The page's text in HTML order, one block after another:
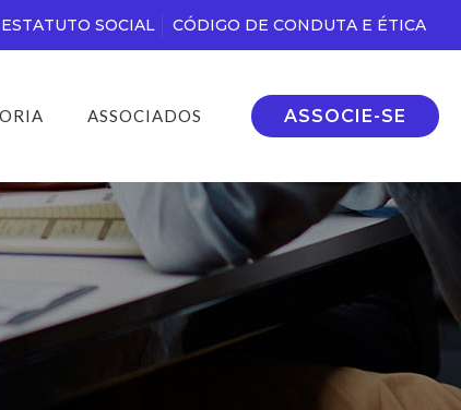
ESTATUTO SOCIAL CÓDIGO DE CONDUTA E ÉTICA
ASSOCIADOS ASSOCIE-SE